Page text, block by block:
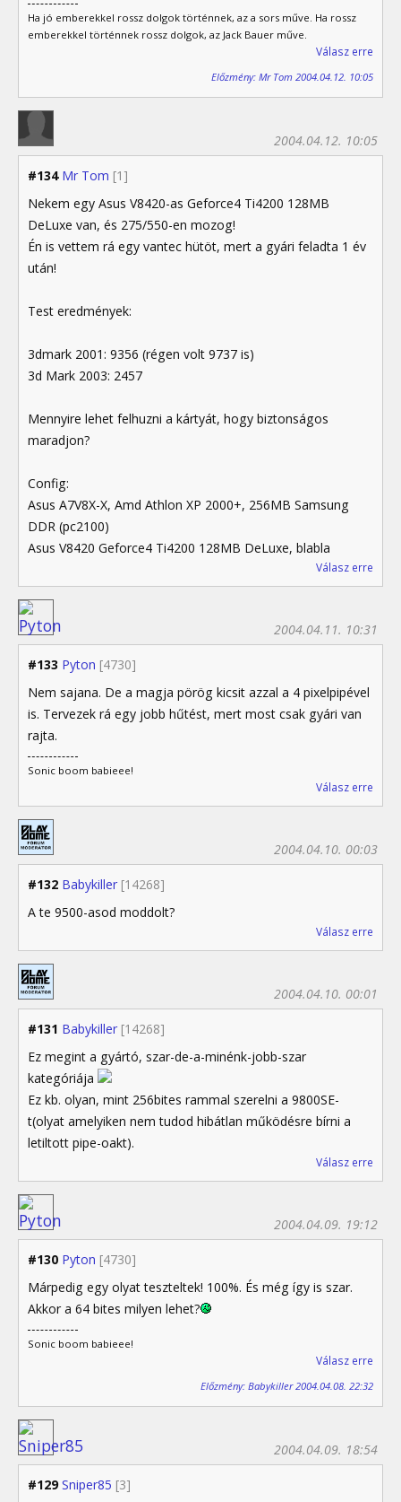
Ha jó emberekkel rossz dolgok történnek, az a sors műve. Ha rossz
emberekkel történnek rossz dolgok, az Jack Bauer műve.
Válasz erre
Előzmény: Mr Tom 2004.04.12. 10:05
#134 Mr Tom [1]
2004.04.12. 10:05
Nekem egy Asus V8420-as Geforce4 Ti4200 128MB
DeLuxe van, és 275/550-en mozog!
Én is vettem rá egy vantec hütöt, mert a gyári feladta 1 év
után!
Test eredmények:
3dmark 2001: 9356 (régen volt 9737 is)
3d Mark 2003: 2457
Mennyire lehet felhuzni a kártyát, hogy biztonságos
maradjon?
Config:
Asus A7V8X-X, Amd Athlon XP 2000+, 256MB Samsung
DDR (pc2100)
Asus V8420 Geforce4 Ti4200 128MB DeLuxe, blabla
Válasz erre
#133 Pyton [4730]
2004.04.11. 10:31
Nem sajana. De a magja pörög kicsit azzal a 4 pixelpipével
is. Tervezek rá egy jobb hűtést, mert most csak gyári van
rajta.
Sonic boom babieee!
Válasz erre
#132 Babykiller [14268]
2004.04.10. 00:03
A te 9500-asod moddolt?
Válasz erre
#131 Babykiller [14268]
2004.04.10. 00:01
Ez megint a gyártó, szar-de-a-minénk-jobb-szar
kategóriája
Ez kb. olyan, mint 256bites rammal szerelni a 9800SE-
t(olyat amelyiken nem tudod hibátlan működésre bírni a
letiltott pipe-oakt).
Válasz erre
#130 Pyton [4730]
2004.04.09. 19:12
Márpedig egy olyat teszteltek! 100%. És még így is szar.
Akkor a 64 bites milyen lehet?
Sonic boom babieee!
Válasz erre
Előzmény: Babykiller 2004.04.08. 22:32
#129 Sniper85 [3]
2004.04.09. 18:54